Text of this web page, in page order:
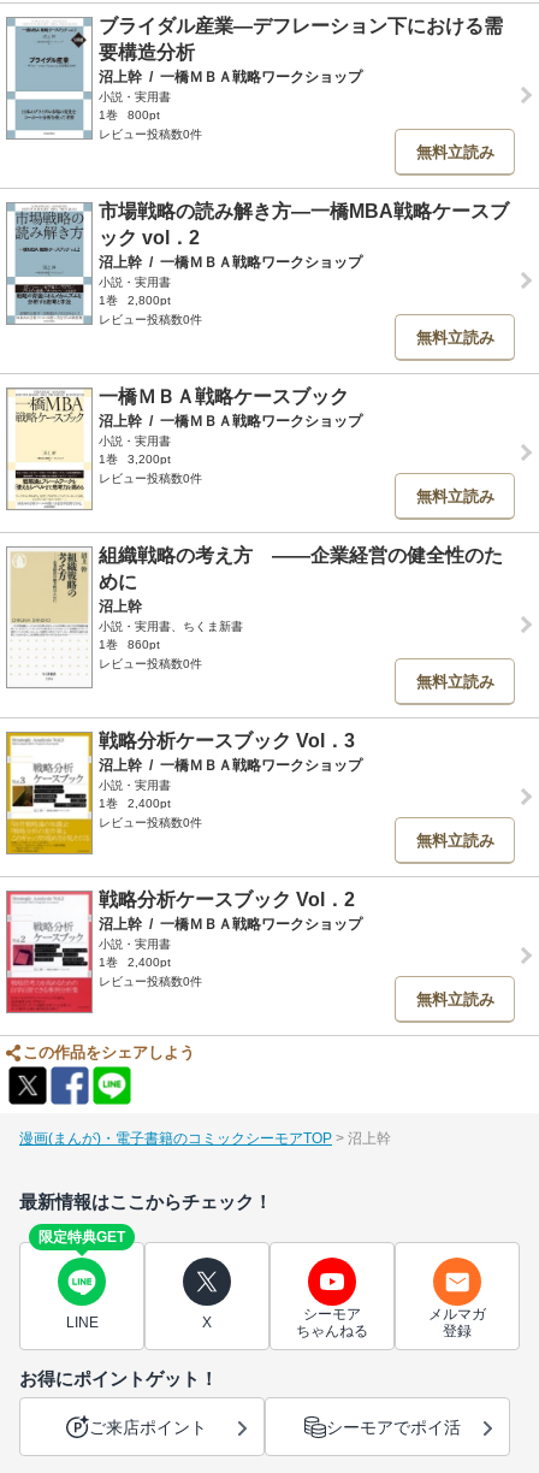
ブライダル産業―デフレーション下における需
要構造分析
沼上幹 / 一橋ＭＢＡ戦略ワークショップ
小説・実用書
1巻
800pt
レビュー投稿数0件
無料立読み
市場戦略の読み解き方―一橋MBA戦略ケースブ
ック vol．2
沼上幹 / 一橋ＭＢＡ戦略ワークショップ
小説・実用書
1巻
2,800pt
レビュー投稿数0件
無料立読み
一橋ＭＢＡ戦略ケースブック
沼上幹 / 一橋ＭＢＡ戦略ワークショップ
小説・実用書
1巻
3,200pt
レビュー投稿数0件
無料立読み
組織戦略の考え方 ――企業経営の健全性のた
めに
沼上幹
小説・実用書、ちくま新書
1巻
860pt
レビュー投稿数0件
無料立読み
戦略分析ケースブック Vol．3
沼上幹 / 一橋ＭＢＡ戦略ワークショップ
小説・実用書
1巻
2,400pt
レビュー投稿数0件
無料立読み
戦略分析ケースブック Vol．2
沼上幹 / 一橋ＭＢＡ戦略ワークショップ
小説・実用書
1巻
2,400pt
レビュー投稿数0件
無料立読み
この作品をシェアしよう
漫画(まんが)・電子書籍のコミックシーモアTOP 沼上幹
最新情報はここからチェック！
限定特典GET
LINE X
シーモア
ちゃんねる
メルマガ
登録
お得にポイントゲット！
ご来店ポイント シーモアでポイ活